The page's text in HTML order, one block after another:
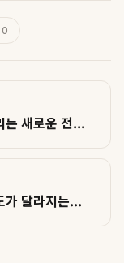
0
는 새로운 전...
가 달라지는...